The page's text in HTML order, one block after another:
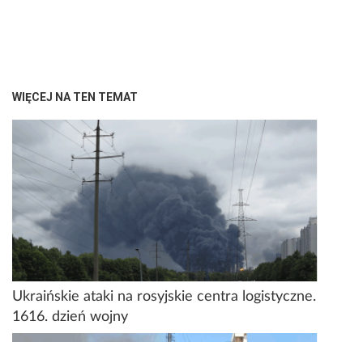
WIĘCEJ NA TEN TEMAT
Ukraińskie ataki na rosyjskie centra logistyczne.
1616. dzień wojny